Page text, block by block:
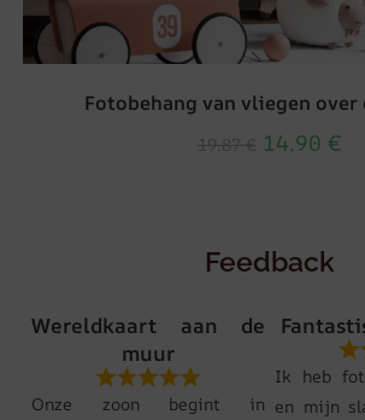
Fotobehang van vliegen over
14.90 €
Feedback
Wereldkaart aan de
muur
Onze zoon begint in
Ik heb
en mijn